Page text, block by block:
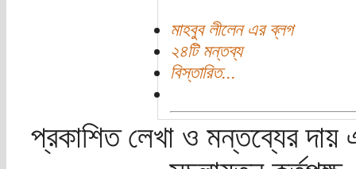
মাহবুব লীলেন এর ব্লগ
২৪টি মন্তব্য
বিস্তারিত...
প্রকাশিত লেখা ও মন্তব্যের দায়